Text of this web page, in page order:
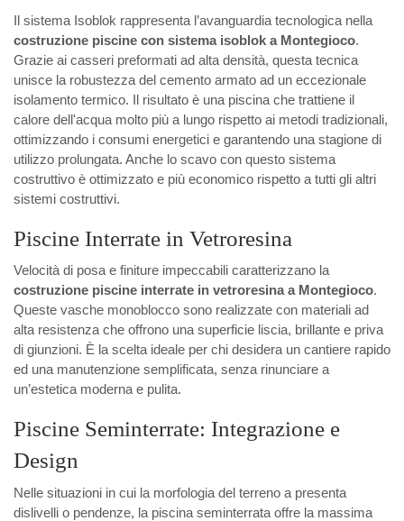
Il sistema Isoblok rappresenta l’avanguardia tecnologica nella
costruzione piscine con sistema isoblok a Montegioco.
Grazie ai casseri preformati ad alta densità, questa tecnica
unisce la robustezza del cemento armato ad un eccezionale
isolamento termico. Il risultato è una piscina che trattiene il
calore dell'acqua molto più a lungo rispetto ai metodi tradizionali,
ottimizzando i consumi energetici e garantendo una stagione di
utilizzo prolungata. Anche lo scavo con questo sistema
costruttivo è ottimizzato e più economico rispetto a tutti gli altri
sistemi costruttivi.
Piscine Interrate in Vetroresina
Velocità di posa e finiture impeccabili caratterizzano la
costruzione piscine interrate in vetroresina a Montegioco.
Queste vasche monoblocco sono realizzate con materiali ad
alta resistenza che offrono una superficie liscia, brillante e priva
di giunzioni. È la scelta ideale per chi desidera un cantiere rapido
ed una manutenzione semplificata, senza rinunciare a
un’estetica moderna e pulita.
Piscine Seminterrate: Integrazione e
Design
Nelle situazioni in cui la morfologia del terreno a presenta
dislivelli o pendenze, la piscina seminterrata offre la massima